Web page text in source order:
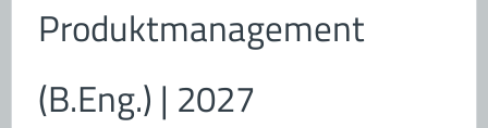
Produktmanagement
(B.Eng.) | 2027